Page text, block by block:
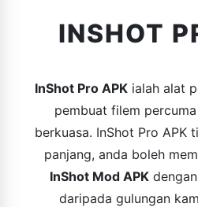
INSHOT
InShot Pro APK ialah alat
pembuat filem
berkuasa. InShot Pro APK
panjang, anda boleh
InShot Mod APK
daripada gulungan